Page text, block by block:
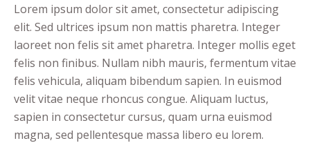
Lorem ipsum dolor sit amet, consectetur adipiscing
elit. Sed ultrices ipsum non mattis pharetra. Integer
laoreet non felis sit amet pharetra. Integer mollis eget
felis non finibus. Nullam nibh mauris, fermentum vitae
felis vehicula, aliquam bibendum sapien. In euismod
velit vitae neque rhoncus congue. Aliquam luctus,
sapien in consectetur cursus, quam urna euismod
magna, sed pellentesque massa libero eu lorem.